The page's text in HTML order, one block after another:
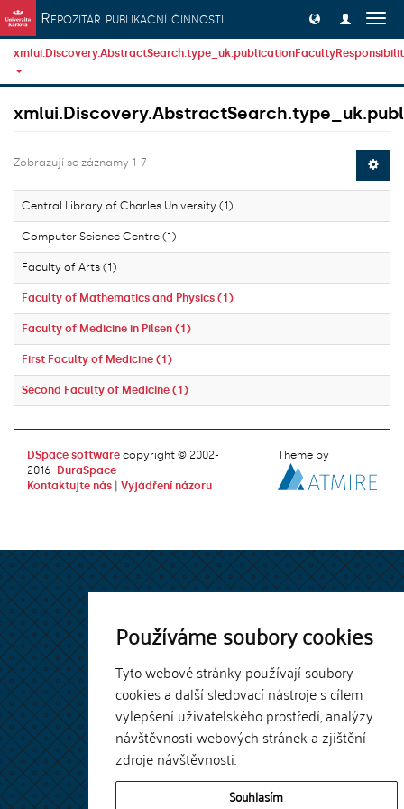
Používáme soubory cookies
Tyto webové stránky používají soubory
cookies a další sledovací nástroje s cílem
vylepšení uživatelského prostředí, analýzy
návštěvnosti webových stránek a zjištění
zdroje návštěvnosti.
Souhlasím
Přeskočit na obsah
Repozitář publikační činnosti
Zobrazují se záznamy 1-7
Central Library of Charles University (1)
Computer Science Centre (1)
Faculty of Arts (1)
Faculty of Mathematics and Physics (1)
Faculty of Medicine in Pilsen (1)
First Faculty of Medicine (1)
Second Faculty of Medicine (1)
DSpace software copyright © 2002-
2016
DuraSpace
Kontaktujte nás
Vyjádření názoru
Theme by